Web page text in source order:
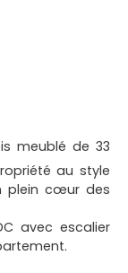
bis meublé de 33
au style
plein cœur des
avec escalier